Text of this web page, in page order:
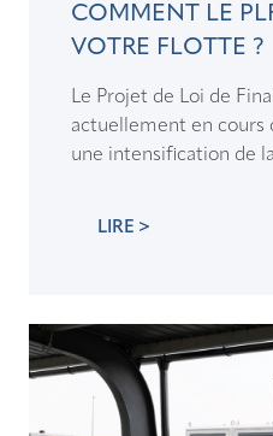
COMMENT LE
VOTRE FLOTTE ?
Le Projet de Loi de
actuellement en cours
une intensification de
LIRE >